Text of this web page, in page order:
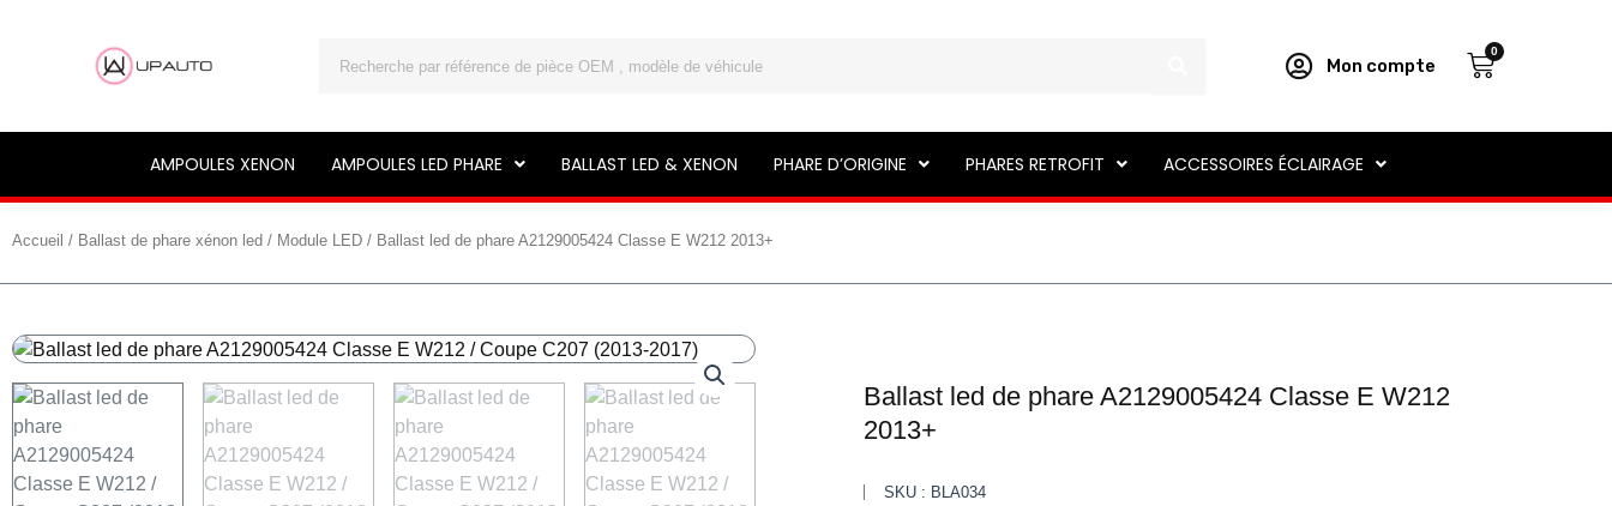
Mon compte
0
Panier
AMPOULES XENON AMPOULES LED PHARE BALLAST LED & XENON PHARE D’ORIGINE PHARES RETROFIT ACCESSOIRES ÉCLAIRAGE
Accueil / Ballast de phare xénon led / Module LED / Ballast led de phare A2129005424 Classe E W212 2013+
Ballast led de phare A2129005424 Classe E W212
2013+
SKU : BLA034